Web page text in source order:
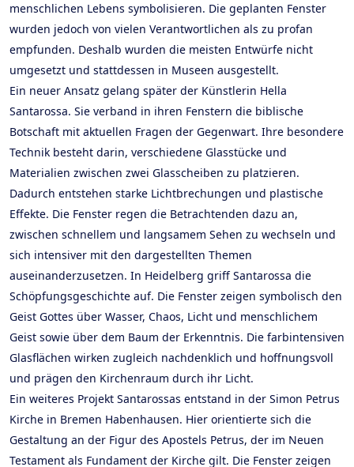
menschlichen Lebens symbolisieren. Die geplanten Fenster
wurden jedoch von vielen Verantwortlichen als zu profan
empfunden. Deshalb wurden die meisten Entwürfe nicht
umgesetzt und stattdessen in Museen ausgestellt.
Ein neuer Ansatz gelang später der Künstlerin Hella
Santarossa. Sie verband in ihren Fenstern die biblische
Botschaft mit aktuellen Fragen der Gegenwart. Ihre besondere
Technik besteht darin, verschiedene Glasstücke und
Materialien zwischen zwei Glasscheiben zu platzieren.
Dadurch entstehen starke Lichtbrechungen und plastische
Effekte. Die Fenster regen die Betrachtenden dazu an,
zwischen schnellem und langsamem Sehen zu wechseln und
sich intensiver mit den dargestellten Themen
auseinanderzusetzen. In Heidelberg griff Santarossa die
Schöpfungsgeschichte auf. Die Fenster zeigen symbolisch den
Geist Gottes über Wasser, Chaos, Licht und menschlichem
Geist sowie über dem Baum der Erkenntnis. Die farbintensiven
Glasflächen wirken zugleich nachdenklich und hoffnungsvoll
und prägen den Kirchenraum durch ihr Licht.
Ein weiteres Projekt Santarossas entstand in der Simon Petrus
Kirche in Bremen Habenhausen. Hier orientierte sich die
Gestaltung an der Figur des Apostels Petrus, der im Neuen
Testament als Fundament der Kirche gilt. Die Fenster zeigen